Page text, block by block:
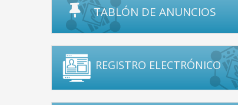
TABLÓN DE ANUNCIOS
REGISTRO ELECTRÓNICO